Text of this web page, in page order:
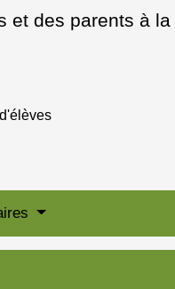
et des parents à la